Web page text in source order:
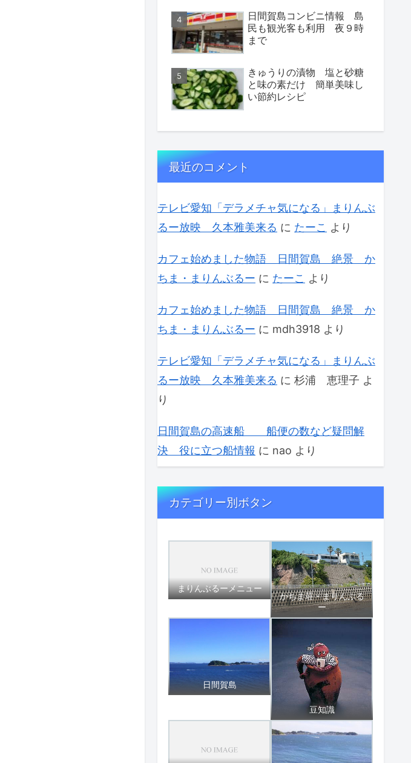
日間賀島コンビニ情報 島
民も観光客も利用 夜９時
まで
きゅうりの漬物 塩と砂糖
と味の素だけ 簡単美味し
い節約レシピ
最近のコメント
テレビ愛知「デラメチャ気になる」まりんぶ
るー放映 久本雅美来る に たーこ より
カフェ始めました物語 日間賀島 絶景 か
ちま・まりんぶるー に たーこ より
カフェ始めました物語 日間賀島 絶景 か
ちま・まりんぶるー に mdh3918 より
テレビ愛知「デラメチャ気になる」まりんぶ
るー放映 久本雅美来る に 杉浦 恵理子 よ
り
日間賀島の高速船 船便の数など疑問解
決 役に立つ船情報 に nao より
カテゴリー別ボタン
まりんぶるーメニュー
かちま荘・まりんぶる
ー
日間賀島
豆知識